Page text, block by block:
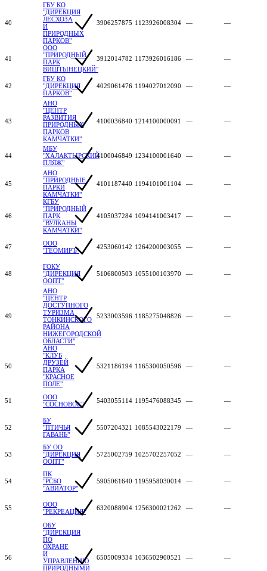
40
ГБУ КО
"ДИРЕКЦИЯ
ЛЕСХОЗА
И
ПРИРОДНЫХ
ПАРКОВ"
3906257875 1123926008304 — —
41
ООО
"ПРИРОДНЫЙ
ПАРК
ВИШТЫНЕЦКИЙ"
3912014782 1173926016186 — —
42
ГБУ КО
"ДИРЕКЦИЯ
ПАРКОВ"
4029061476 1194027012090 — —
43
АНО
"ЦЕНТР
РАЗВИТИЯ
ПРИРОДНЫХ
ПАРКОВ
КАМЧАТКИ"
4100036840 1214100000091 — —
44
МБУ
"ХАЛАКТЫРСКИЙ
ПЛЯЖ"
4100046849 1234100001640 — —
45
АНО
"ПРИРОДНЫЕ
ПАРКИ
КАМЧАТКИ"
4101187440 1194101001104 — —
46
КГБУ
"ПРИРОДНЫЙ
ПАРК
"ВУЛКАНЫ
КАМЧАТКИ"
4105037284 1094141003417 — —
47
ООО
"ГЕОМИРЪ"
4253060142 1264200003055 — —
48
ГОКУ
"ДИРЕКЦИЯ
ООПТ"
5106800503 1055100103970 — —
49
АНО
"ЦЕНТР
ДОСТУПНОГО
ТУРИЗМА
ТОНКИНСКОГО
РАЙОНА
НИЖЕГОРОДСКОЙ
ОБЛАСТИ"
5233003596 1185275048826 — —
50
АНО
"КЛУБ
ДРУЗЕЙ
ПАРКА
"КРАСНОЕ
ПОЛЕ"
5321186194 1165300050596 — —
51
ООО
"СОСНОВОЕ"
5403055114 1195476088345 — —
52
БУ
"ПТИЧЬЯ
ГАВАНЬ"
5507204321 1085543022179 — —
53
БУ ОО
"ДИРЕКЦИЯ
ООПТ"
5725002759 1025702257052 — —
54
ПК
"РСБО
"АВИАТОР"
5905061640 1195958030014 — —
55
ООО
"РЕКРЕАЦИЯ"
6320088904 1256300021262 — —
56
ОБУ
"ДИРЕКЦИЯ
ПО
ОХРАНЕ
И
УПРАВЛЕНИЮ
ПРИРОДНЫМИ
6505009334 1036502900521 — —